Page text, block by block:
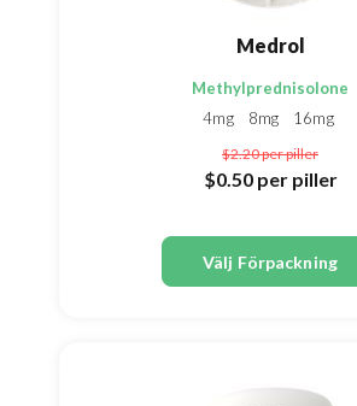
Medrol
Methylprednisolone
4mg
8mg 16mg
$2.20per piller
$0.50 per piller
Välj Förpackning